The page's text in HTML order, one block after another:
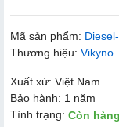
Mã sản phẩm:
Thương hiệu: Vikyno
Xuất xứ: Việt Nam
Bảo hành: 1 năm
Tình trạng: Còn hàng